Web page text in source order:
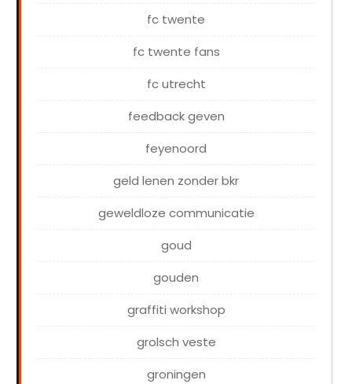
fc twente
fc twente fans
fc utrecht
feedback geven
feyenoord
geld lenen zonder bkr
geweldloze communicatie
goud
gouden
graffiti workshop
grolsch veste
groningen